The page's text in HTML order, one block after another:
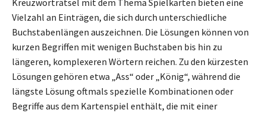
Vielzahl an Einträgen, die sich durch unterschiedliche
Buchstabenlängen auszeichnen. Die Lösungen können von
kurzen Begriffen mit wenigen Buchstaben bis hin zu
längeren, komplexeren Wörtern reichen. Zu den kürzesten
Lösungen gehören etwa „Ass“ oder „König“, während die
längste Lösung oftmals spezielle Kombinationen oder
Begriffe aus dem Kartenspiel enthält, die mit einer